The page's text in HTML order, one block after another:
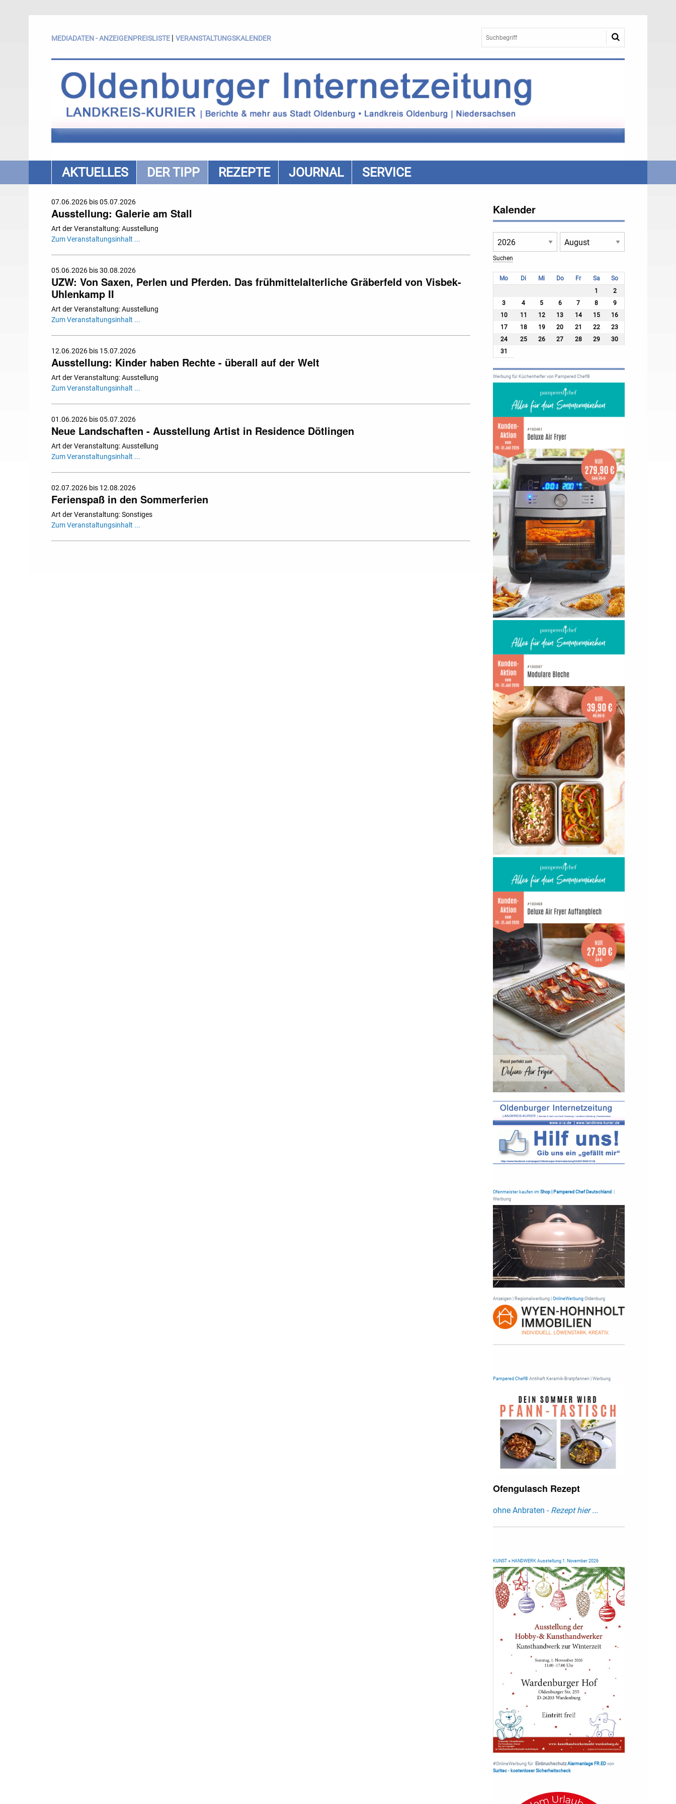
MEDIADATEN - ANZEIGENPREISLISTE | VERANSTALTUNGSKALENDER
AKTUELLES DER TIPP REZEPTE JOURNAL SERVICE
07.06.2026 bis 05.07.2026
Ausstellung: Galerie am Stall
Art der Veranstaltung: Ausstellung
Zum Veranstaltungsinhalt ...
05.06.2026 bis 30.08.2026
UZW: Von Saxen, Perlen und Pferden. Das frühmittelalterliche Gräberfeld von Visbek-
Uhlenkamp II
Art der Veranstaltung: Ausstellung
Zum Veranstaltungsinhalt ...
12.06.2026 bis 15.07.2026
Ausstellung: Kinder haben Rechte - überall auf der Welt
Art der Veranstaltung: Ausstellung
Zum Veranstaltungsinhalt ...
01.06.2026 bis 05.07.2026
Neue Landschaften - Ausstellung Artist in Residence Dötlingen
Art der Veranstaltung: Ausstellung
Zum Veranstaltungsinhalt ...
02.07.2026 bis 12.08.2026
Ferienspaß in den Sommerferien
Art der Veranstaltung: Sonstiges
Zum Veranstaltungsinhalt ...
Kalender
Mo Di Mi Do Fr Sa
So
1
2
3
4 5 6 7 8
9
10
11 12 13 14 15
16
17
18 19 20 21 22
23
24
25 26 27 28 29
30
31
Werbung für Küchenhelfer von Pampered Chef®
Ofenmeister kaufen im Shop | Pampered Chef Deutschland
Werbung
Anzeigen | Regionalwerbung | OnlineWerbungOldenburg
Pampered Chef®Antihaft Keramik-Bratpfannen | Werbung
Ofengulasch Rezept
ohne Anbraten - Rezept hier ...
KUNST + HANDWERK Ausstellung 1. November 2026
#OnlineWerbung für Einbruchschutz Alarmanlage FR.ED von
Suritec• kostenloser Sicherheitscheck